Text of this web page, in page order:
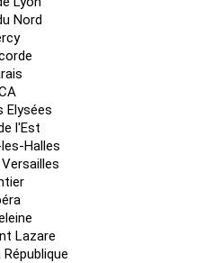
Nord
Elysées
l'Est
Halles
Lazare